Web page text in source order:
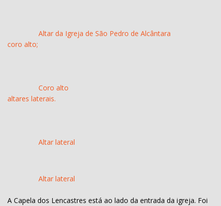
Altar da Igreja de São Pedro de Alcântara
coro alto;
Coro alto
altares laterais.
Altar lateral
Altar lateral
A Capela dos Lencastres está ao lado da entrada da igreja. Foi